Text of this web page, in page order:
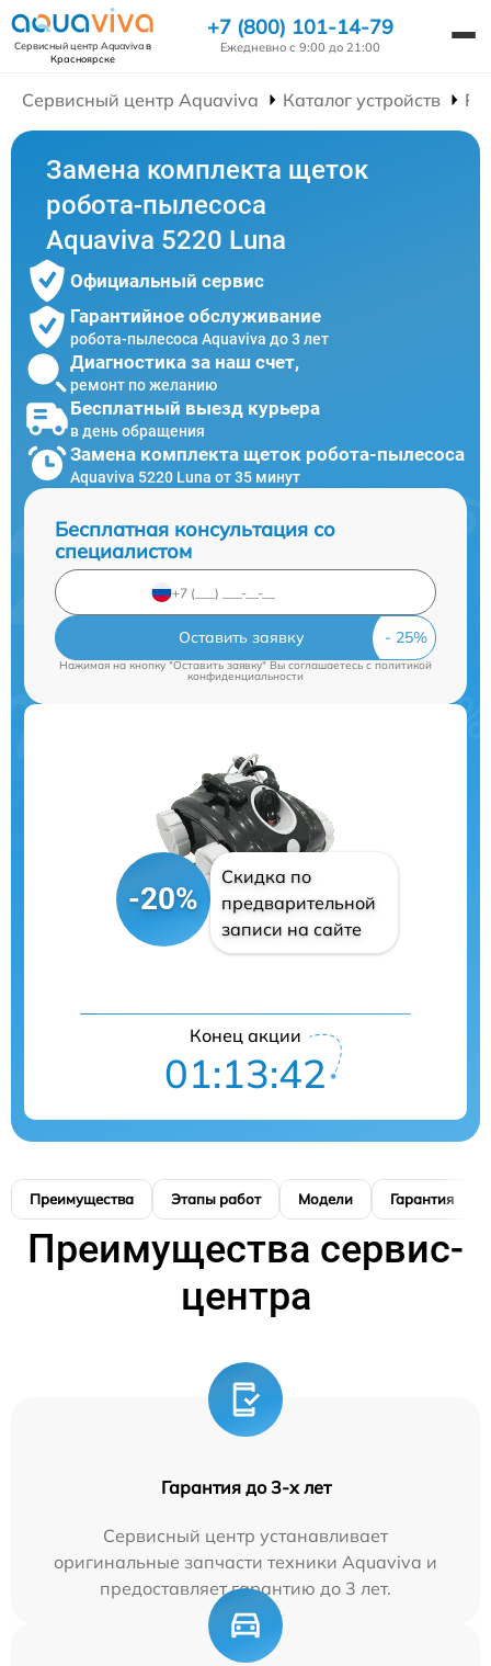
Сервисный центр Aquavivaв
Красноярске
+7 (800) 101-14-79
Ежедневно с 9:00 до 21:00
Сервисный центр Aquaviva Каталог устройств
Замена комплекта щеток
робота-пылесоса
Aquaviva 5220 Luna
Официальный сервис
Гарантийное обслуживание
робота-пылесоса Aquaviva до 3 лет
Диагностика за наш счет,
ремонт по желанию
Бесплатный выезд курьера
в день обращения
Замена комплекта щеток робота-пылесоса
Aquaviva 5220 Luna от 35 минут
Бесплатная консультация со
специалистом
Оставить заявку
Нажимая на кнопку "Оставить заявку" Вы соглашаетесь c политикой
конфиденциальности
-20%
Скидка по
предварительной
записи на сайте
Конец акции
01:13:41
Преимущества Этапы работ Модели Гарантия
Преимущества сервис-
центра
Гарантия до 3-х лет
Сервисный центр устанавливает
оригинальные запчасти техники Aquaviva и
предоставляет гарантию до 3 лет.